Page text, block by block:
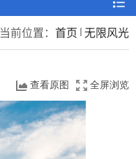
当前位置： 首页 无限风光
全屏浏览
查看原图